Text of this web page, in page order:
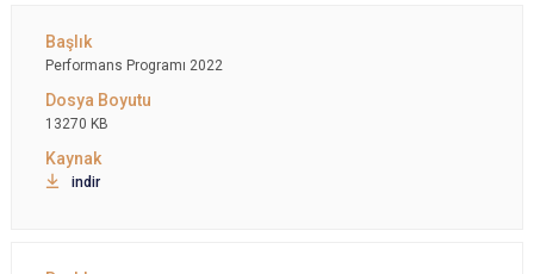
Performans Programı 2022
13270 KB
indir